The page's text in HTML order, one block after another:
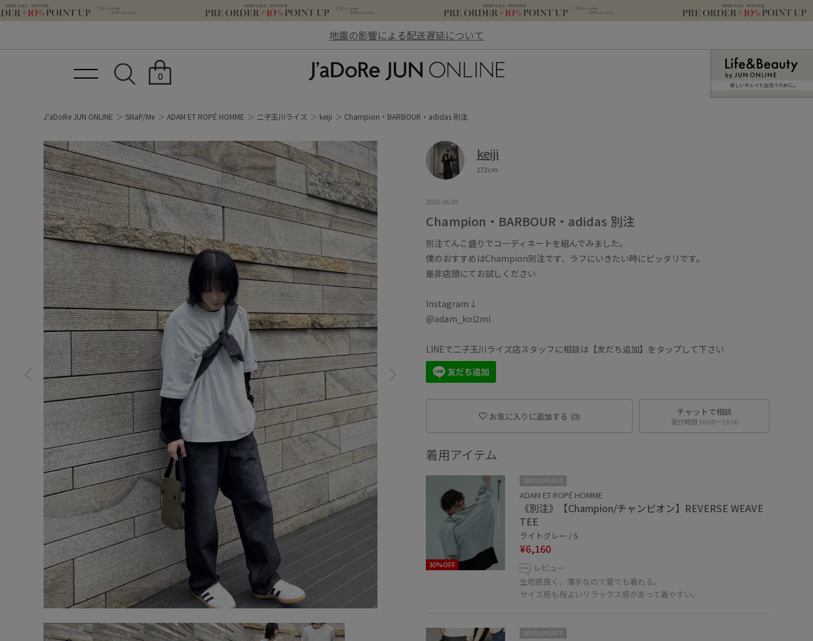
地震の影響による配送遅延について
0
新しいキレイと出合うために。
J'aDoRe JUN ONLINE SNaP/Me ADAM ET ROPÉ HOMME 二子玉川ライズ keiji Champion・BARBOUR・adidas 別注
keiji
172cm
2026.06.05
Champion・BARBOUR・adidas 別注
別注てんこ盛りでコーディネートを組んでみました。
僕のおすすめはChampion別注です、ラフにいきたい時にピッタリです。
是非店頭にてお試しください
Instagram↓
@adam_koi2mi
LINEで二子玉川ライズ店スタッフに相談は【友だち追加】をタップして下さい
お気に入りに追加する (0) チャットで相談
受付時間 10:00〜19:00
着用アイテム
30%OFF
2BUY10%OFF
ADAM ET ROPÉ HOMME
《別注》【Champion/チャンピオン】REVERSE WEAVE
TEE
ライトグレー / S
¥6,160
レビュー
生地感良く、薄手なので夏でも着れる。
サイズ感も程よいリラックス感があって着やすい。
2BUY10%OFF